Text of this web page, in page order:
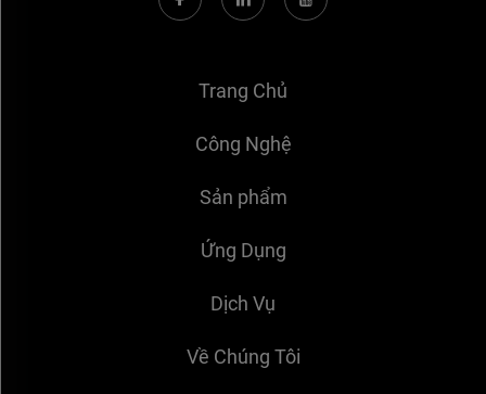
Trang Chủ
Công Nghệ
Sản phẩm
Ứng Dụng
Dịch Vụ
Về Chúng Tôi